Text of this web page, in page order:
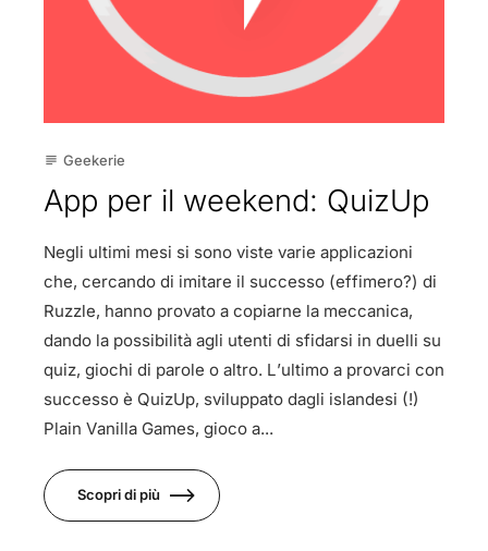
subject Geekerie
App per il weekend: QuizUp
Negli ultimi mesi si sono viste varie applicazioni
che, cercando di imitare il successo (effimero?) di
Ruzzle, hanno provato a copiarne la meccanica,
dando la possibilità agli utenti di sfidarsi in duelli su
quiz, giochi di parole o altro. L’ultimo a provarci con
successo è QuizUp, sviluppato dagli islandesi (!)
Plain Vanilla Games, gioco a...
Scopri di più